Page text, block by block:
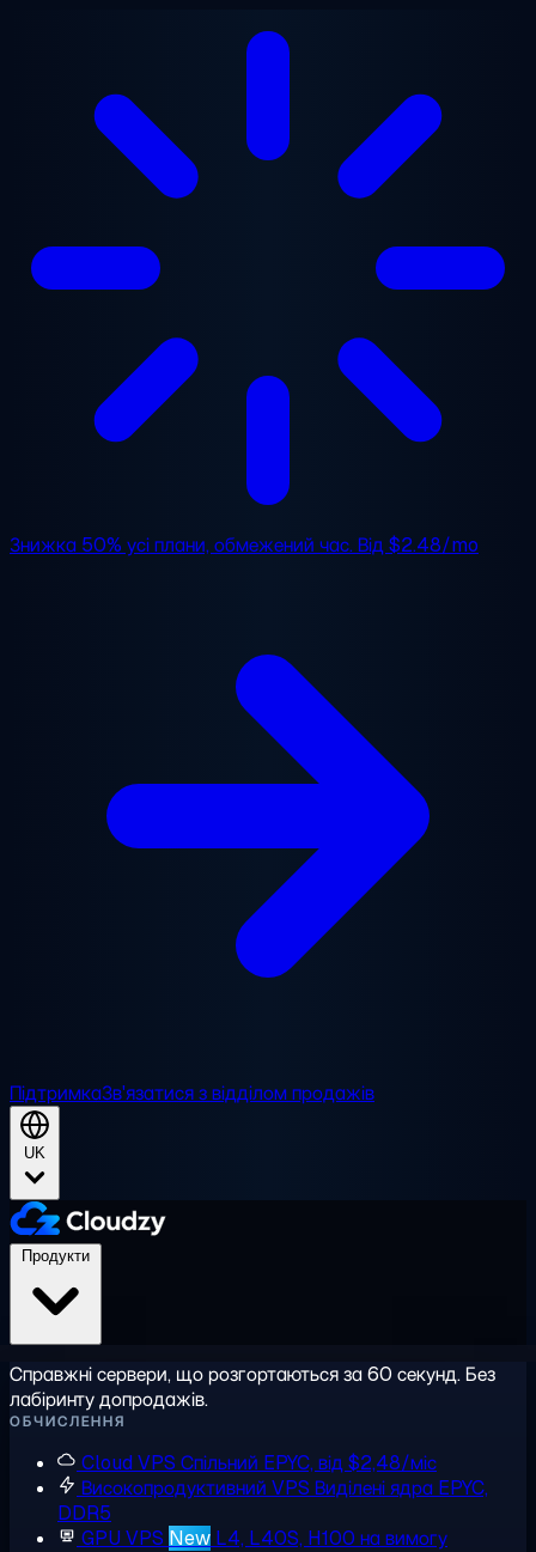
Знижка 50% усі плани, обмежений час. Від$2.48/mo
ПідтримкаЗв'язатися з відділом продажів
UK
Справжні сервери, що розгортаються за 60 секунд. Без
лабіринту допродажів.
ОБЧИСЛЕННЯ
Cloud VPS Спільний EPYC, від $2,48/міс
Високопродуктивний VPS Виділені ядра EPYC,
DDR5
GPU VPS New L4, L40S, H100 на вимогу